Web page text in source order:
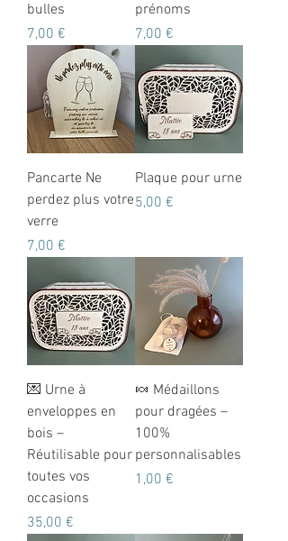
bulles
Prix
7,00 €
prénoms
Prix
7,00 €
Pancarte Ne
perdez plus votre
verre
Prix
7,00 €
Plaque pour urne
Prix
5,00 €
💌 Urne à
enveloppes en
bois –
Réutilisable pour
toutes vos
occasions
Prix
35,00 €
🍬 Médaillons
pour dragées –
100%
personnalisables
Prix
1,00 €